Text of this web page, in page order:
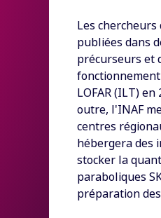
Les
publiées dans
précurseurs et
LOFAR (ILT)
outre, l'INAF
centres
hébergera des
stocker la
paraboliques
préparation